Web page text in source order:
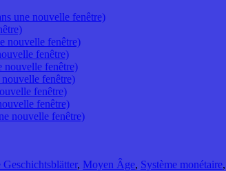
une nouvelle fenêtre)
nouvelle fenêtre)
fenêtre)
nouvelle fenêtre)
fenêtre)
fenêtre)
fenêtre)
nouvelle fenêtre)
Geschichtsblätter, Moyen Âge, Système monétaire,